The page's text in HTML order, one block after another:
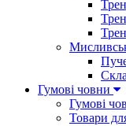
Гумові човни
Гумові
Товари